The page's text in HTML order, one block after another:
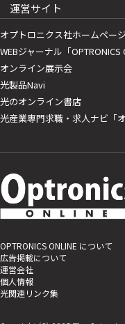
運営サイト
オプトロニクス社ホームページ
WEBジャーナル「OPTRONICS
オンライン展示会
光製品Navi
光のオンライン書店
光産業専門求職・求人ナビ「
OPTRONICS ONLINE について
広告掲載について
運営会社
個人情報
光関連リンク集